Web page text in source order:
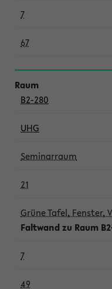
7
67
B2-280
UHG
Seminarraum
21
Grüne Tafel, Fenster,
Faltwand zu Raum
7
49